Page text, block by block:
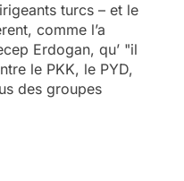
turcs – et le
comme l’a
Erdogan, qu’ "il
le PKK, le PYD,
des groupes